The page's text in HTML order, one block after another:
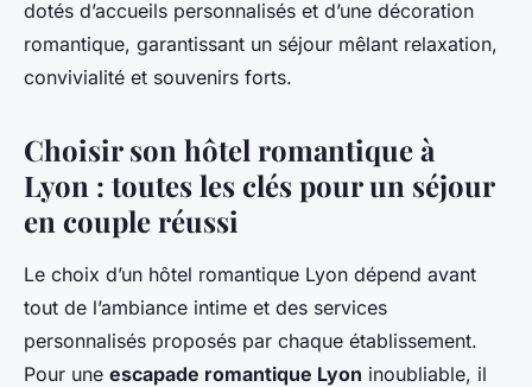
dotés d’accueils personnalisés et d’une décoration
romantique, garantissant un séjour mêlant relaxation,
convivialité et souvenirs forts.
Choisir son hôtel romantique à
Lyon : toutes les clés pour un séjour
en couple réussi
Le choix d’un hôtel romantique Lyon dépend avant
tout de l’ambiance intime et des services
personnalisés proposés par chaque établissement.
Pour une escapade romantique Lyon inoubliable, il